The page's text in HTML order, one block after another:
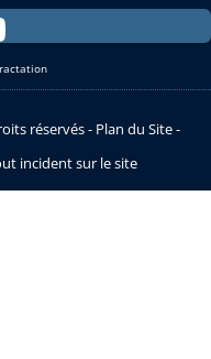
réservés - Plan du Site-
incident sur le site